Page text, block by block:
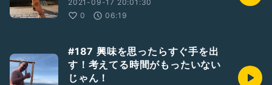
2021-09-17 20:01:30
0
06:19
#187 興味を思ったらすぐ手を出
す！考えてる時間がもったいない
じゃん！